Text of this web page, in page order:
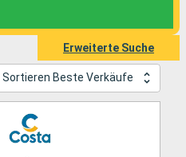
Erweiterte Suche
Sortieren Beste Verkäufe